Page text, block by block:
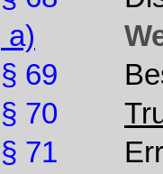
a)
§ 69
§ 70
§ 71